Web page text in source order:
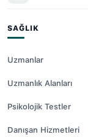
SAĞLIK
Uzmanlar
Uzmanlık Alanları
Psikolojik Testler
Danışan Hizmetleri